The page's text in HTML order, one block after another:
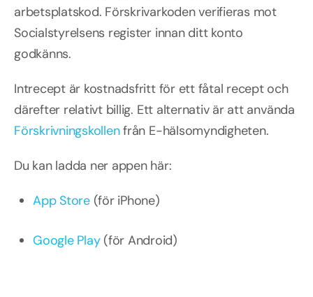
arbetsplatskod. Förskrivarkoden verifieras mot
Socialstyrelsens register innan ditt konto
godkänns.
Intrecept är kostnadsfritt för ett fåtal recept och
därefter relativt billig. Ett alternativ är att använda
Förskrivningskollenfrån E-hälsomyndigheten.
Du kan ladda ner appen här:
App Store(för iPhone)
Google Play(för Android)